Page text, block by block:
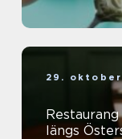
29. oktober
längs